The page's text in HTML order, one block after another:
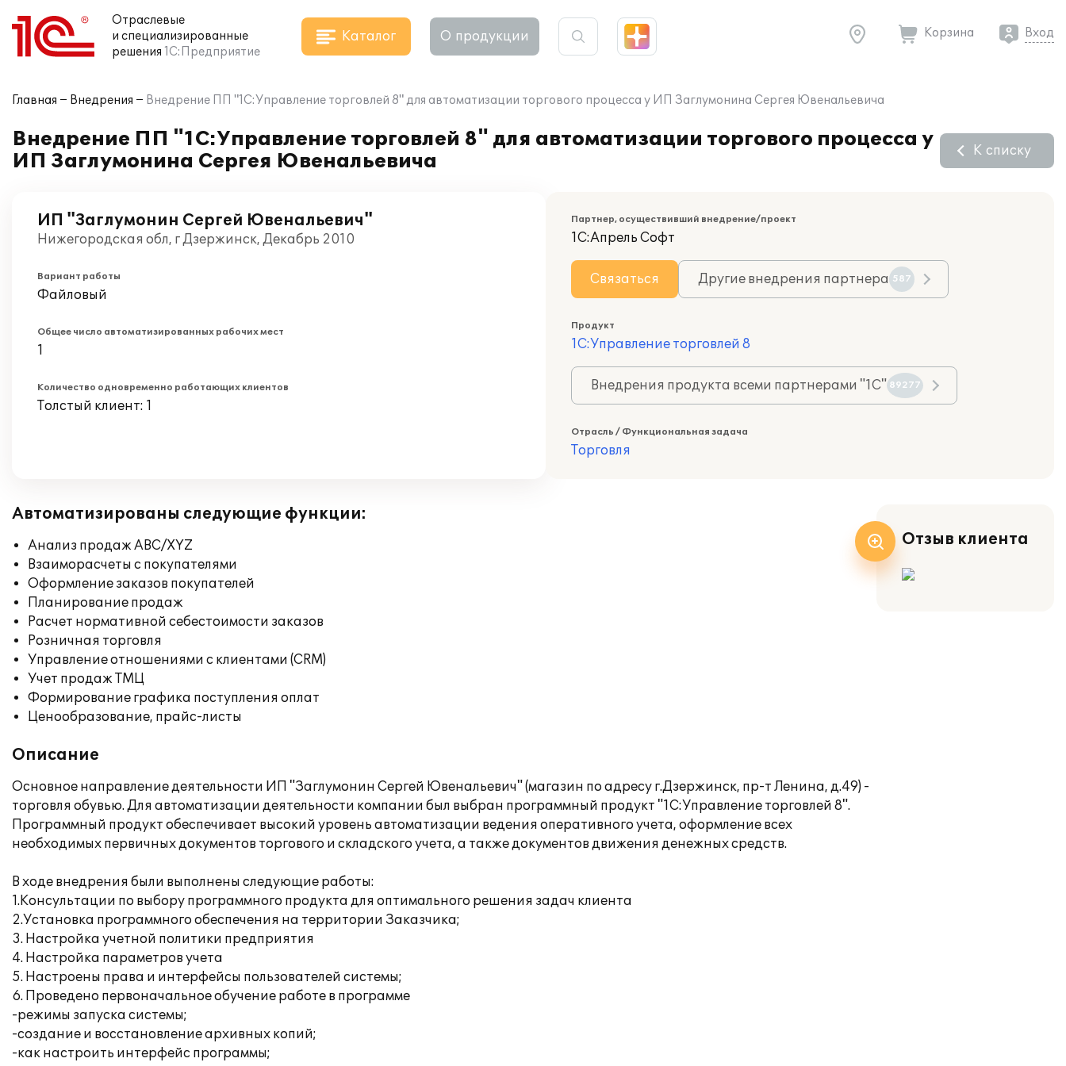
Отраслевые
и специализированные
решения 1С:Предприятие
Каталог О продукции Корзина Вход
Главная Внедрения Внедрение ПП "1С:Управление торговлей 8" для автоматизации торгового процесса у ИП Заглумонина Сергея Ювенальевича
Внедрение ПП "1С:Управление торговлей 8" для автоматизации торгового процесса у
ИП Заглумонина Сергея Ювенальевича
К списку
ИП "Заглумонин Сергей Ювенальевич"
Нижегородская обл, г Дзержинск, Декабрь 2010
Вариант работы
Файловый
Общее число автоматизированных рабочих мест
1
Количество одновременно работающих клиентов
Толстый клиент: 1
Партнер, осуществивший внедрение/проект
1С:Апрель Софт
Связаться Другие внедрения партнера 587
Продукт
1С:Управление торговлей 8
Внедрения продукта всеми партнерами "1С" 89277
Отрасль / Функциональная задача
Торговля
Автоматизированы следующие функции:
Анализ продаж ABC/XYZ
Взаиморасчеты с покупателями
Оформление заказов покупателей
Планирование продаж
Расчет нормативной себестоимости заказов
Розничная торговля
Управление отношениями с клиентами (CRM)
Учет продаж ТМЦ
Формирование графика поступления оплат
Ценообразование, прайс-листы
Описание
Основное направление деятельности ИП "Заглумонин Сергей Ювенальевич" (магазин по адресу г.Дзержинск, пр-т Ленина, д.49) -
торговля обувью. Для автоматизации деятельности компании был выбран программный продукт "1С:Управление торговлей 8".
Программный продукт обеспечивает высокий уровень автоматизации ведения оперативного учета, оформление всех
необходимых первичных документов торгового и складского учета, а также документов движения денежных средств.
В ходе внедрения были выполнены следующие работы:
1.Консультации по выбору программного продукта для оптимального решения задач клиента
2.Установка программного обеспечения на территории Заказчика;
3. Настройка учетной политики предприятия
4. Настройка параметров учета
5. Настроены права и интерфейсы пользователей системы;
6. Проведено первоначальное обучение работе в программе
-режимы запуска системы;
-создание и восстановление архивных копий;
-как настроить интерфейс программы;
Отзыв клиента